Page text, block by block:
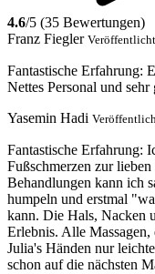
4.6/5 (35 Bewertungen)
Franz Fiegler
Fantastische Erfahrung:
Nettes Personal und
Yasemin Hadi
Fantastische Erfahrung:
Fußschmerzen zur
Behandlungen kann ich
humpeln und erstmal
kann. Die Hals, Nacken
Erlebnis. Alle Massagen,
Julia's Händen nur
schon auf die nächsten